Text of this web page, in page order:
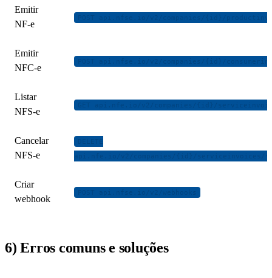
Emitir
NF-e
Emitir
NFC-e
Listar
NFS-e
Cancelar
NFS-e
Criar
webhook
6) Erros comuns e soluções